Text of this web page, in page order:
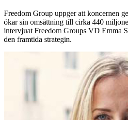
Freedom Group uppger att koncernen
ökar sin omsättning till cirka 440
intervjuat Freedom Groups VD Emma
den framtida strategin.